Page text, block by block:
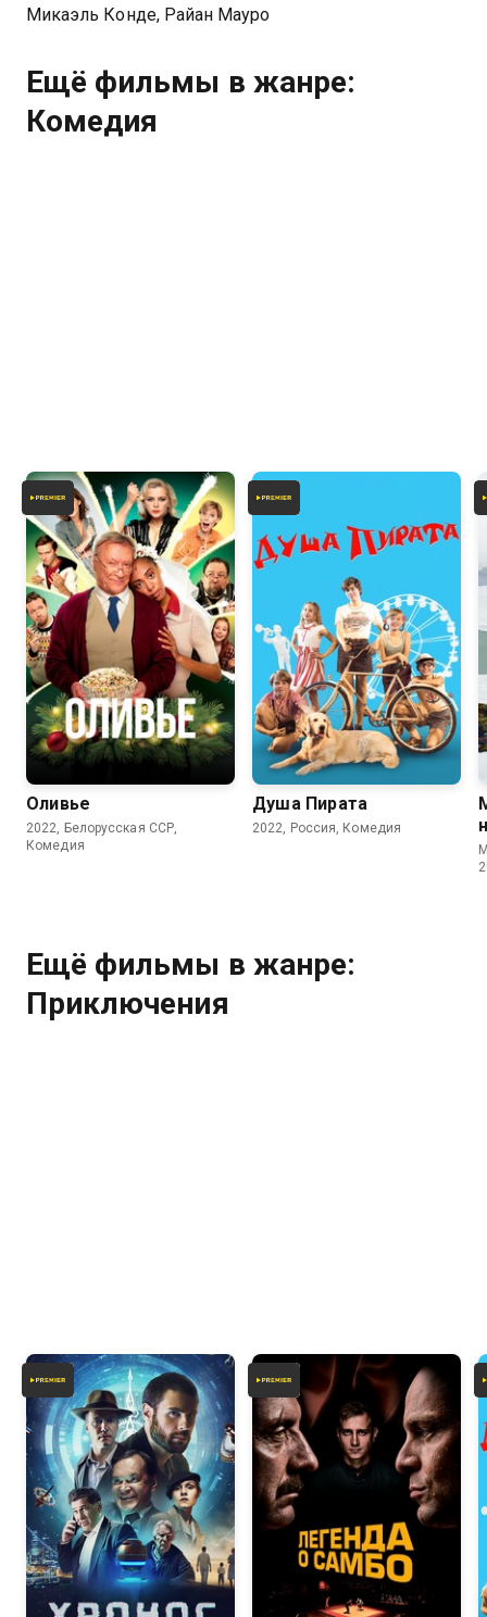
Микаэль Конде, Райан Мауро
Ещё фильмы в жанре:
Комедия
6.8
Оливье
2022, Белорусская ССР,
Комедия
Душа Пирата
2022, Россия, Комедия
Ещё фильмы в жанре:
Приключения